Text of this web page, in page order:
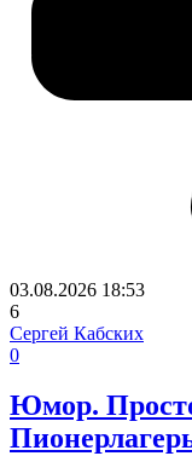
03.08.2026 18:53
6
Сергей Кабских
0
Юмор.